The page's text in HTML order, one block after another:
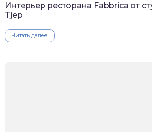
Интерьер ресторана Fabbrica от
Tjep
Читать далее